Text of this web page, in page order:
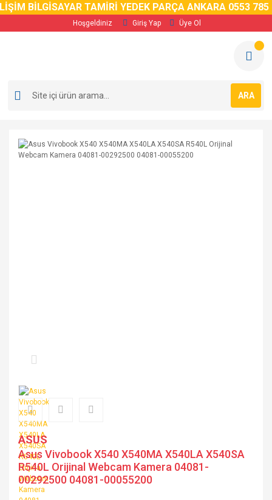
BİLGİSAYAR TAMİRİ YEDEK PARÇA ANKARA 0553 785 02
Hoşgeldiniz Giriş Yap Üye Ol
ARA
ASUS
Asus Vivobook X540 X540MA X540LA X540SA
R540L Orijinal Webcam Kamera 04081-
00292500 04081-00055200